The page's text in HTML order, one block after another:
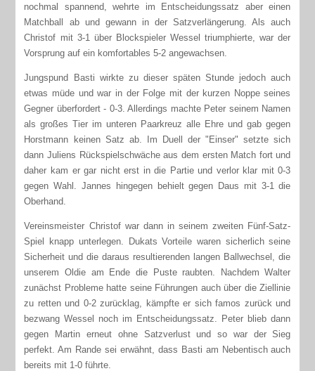
nochmal spannend, wehrte im Entscheidungssatz aber einen
Matchball ab und gewann in der Satzverlängerung. Als auch
Christof mit 3-1 über Blockspieler Wessel triumphierte, war der
Vorsprung auf ein komfortables 5-2 angewachsen.
Jungspund Basti wirkte zu dieser späten Stunde jedoch auch
etwas müde und war in der Folge mit der kurzen Noppe seines
Gegner überfordert - 0-3. Allerdings machte Peter seinem Namen
als großes Tier im unteren Paarkreuz alle Ehre und gab gegen
Horstmann keinen Satz ab. Im Duell der "Einser" setzte sich
dann Juliens Rückspielschwäche aus dem ersten Match fort und
daher kam er gar nicht erst in die Partie und verlor klar mit 0-3
gegen Wahl. Jannes hingegen behielt gegen Daus mit 3-1 die
Oberhand.
Vereinsmeister Christof war dann in seinem zweiten Fünf-Satz-
Spiel knapp unterlegen. Dukats Vorteile waren sicherlich seine
Sicherheit und die daraus resultierenden langen Ballwechsel, die
unserem Oldie am Ende die Puste raubten. Nachdem Walter
zunächst Probleme hatte seine Führungen auch über die Ziellinie
zu retten und 0-2 zurücklag, kämpfte er sich famos zurück und
bezwang Wessel noch im Entscheidungssatz. Peter blieb dann
gegen Martin erneut ohne Satzverlust und so war der Sieg
perfekt. Am Rande sei erwähnt, dass Basti am Nebentisch auch
bereits mit 1-0 führte.